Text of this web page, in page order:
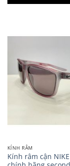
KÍNH RÂM
Kính râm cận